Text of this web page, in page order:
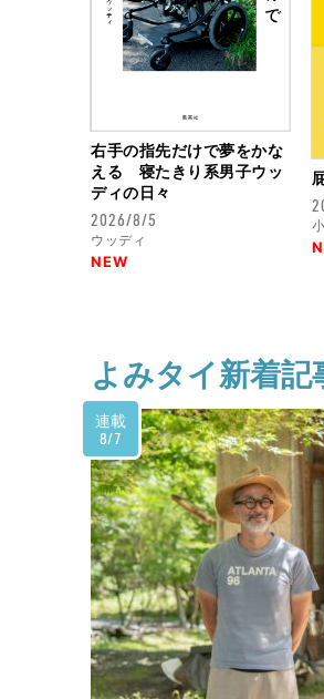
右手の指先だけで夢をかな
える 寝たきり系男子ウッ
ディの日々
2026/8/5
ウッディ
NEW
よみタイ新着記
連載
8/7